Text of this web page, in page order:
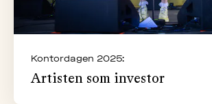
Kontordagen 2025:
Artisten som investor